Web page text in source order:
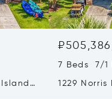
Island,
7 Beds 7/1
1229 Norris